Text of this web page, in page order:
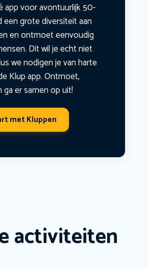
app voor avontuurlijk 50-
een grote diversiteit aan
en ontmoet eenvoudig
Dit wil je echt niet
we nodigen je van harte
Klup app. Ontmoet,
ga er samen op uit!
met Kluppen
activiteiten